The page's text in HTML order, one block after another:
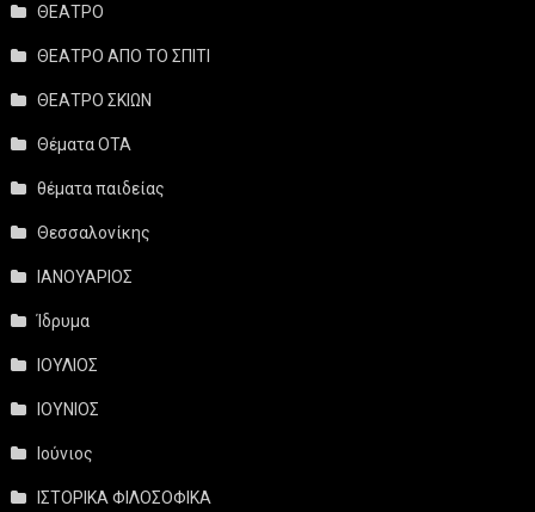
ΘΕΑΤΡΟ
ΘΕΑΤΡΟ ΑΠΟ ΤΟ ΣΠΙΤΙ
ΘΕΑΤΡΟ ΣΚΙΩΝ
Θέματα ΟΤΑ
θέματα παιδείας
Θεσσαλονίκης
ΙΑΝΟΥΑΡΙΟΣ
Ίδρυμα
ΙΟΥΛΙΟΣ
ΙΟΥΝΙΟΣ
Ιούνιος
ΙΣΤΟΡΙΚΑ ΦΙΛΟΣΟΦΙΚΑ